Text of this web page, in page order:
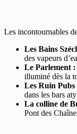
Les incontournables
Les Bains
des vapeurs
Le Parlement :
illuminé dès la
Les Ruin Pubs
dans les bars
La colline de
Pont des